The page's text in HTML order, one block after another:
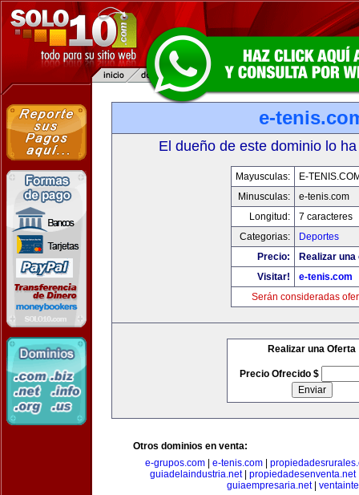
e-
El dueño de este dominio lo
Mayusculas:
E-
Minusculas:
e-tenis.com
Longitud:
7 caracteres
Categorias:
Deportes
Precio:
Realizar
Visitar!
e-tenis.com
Serán consideradas
Realizar una Oferta
Precio Ofrecido $
Otros dominios en venta:
e-grupos.com
e-tenis.com
guiadelaindustria.net propiedadesenventa.net
guiaempresaria.net|